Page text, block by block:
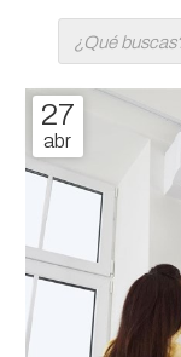
27
abr